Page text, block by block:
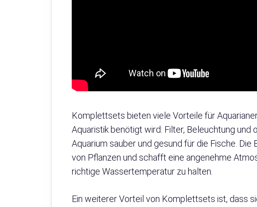
Komplettsets bieten viele Vorteile für
Aquaristik benötigt wird: Filter, Beleuchtung und
Aquarium sauber und gesund für die Fische.
von Pflanzen und schafft eine angenehme
richtige Wassertemperatur zu halten.
Ein weiterer Vorteil von Komplettsets ist, dass